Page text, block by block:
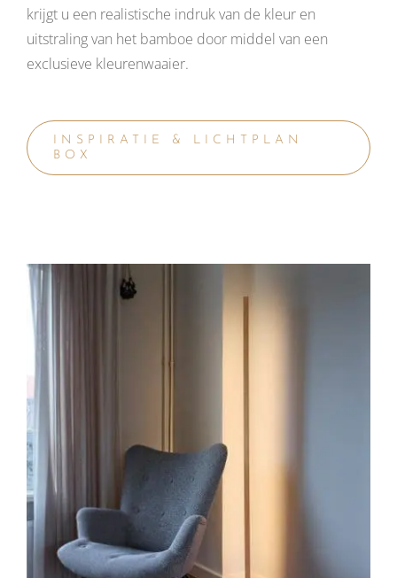
krijgt u een realistische indruk van de kleur en
uitstraling van het bamboe door middel van een
exclusieve kleurenwaaier.
INSPIRATIE & LICHTPLAN
BOX